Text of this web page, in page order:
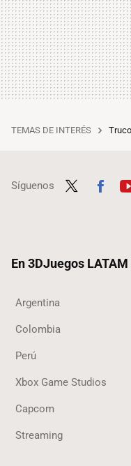
TEMAS DE INTERÉS
Síguenos
En 3DJuegos
Argentina
Colombia
Perú
Xbox Game Studios
Capcom
Streaming